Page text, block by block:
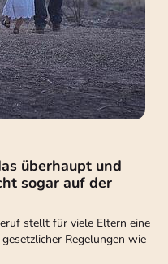
überhaupt und
sogar auf der
stellt für viele Eltern eine
Regelungen wie